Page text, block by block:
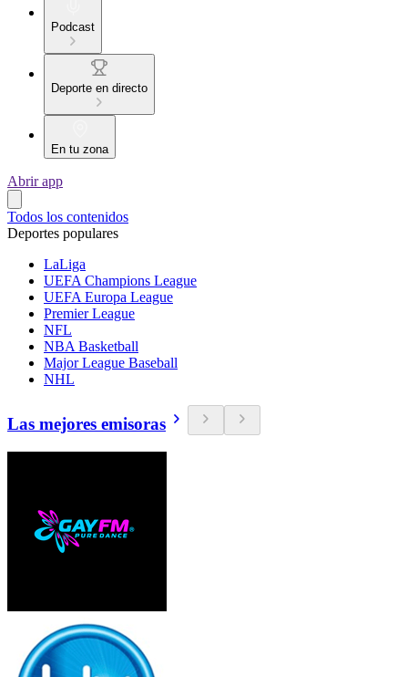
Podcast
Deporte en directo
En tu zona
Abrir app
Todos los contenidos
Deportes populares
LaLiga
UEFA Champions League
UEFA Europa League
Premier League
NFL
NBA Basketball
Major League Baseball
NHL
Las mejores emisoras